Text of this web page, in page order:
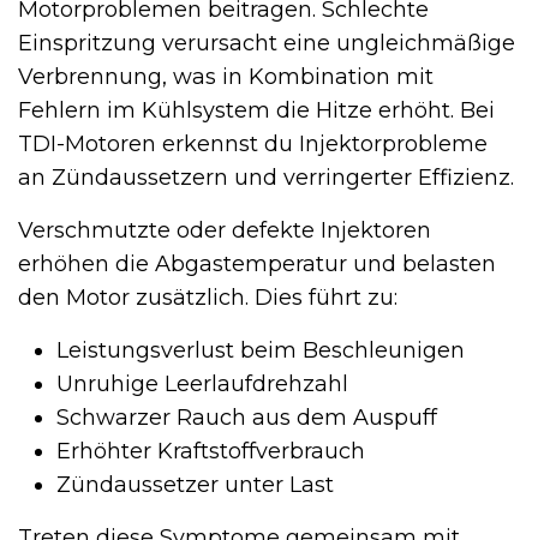
Motorproblemen beitragen. Schlechte
Einspritzung verursacht eine ungleichmäßige
Verbrennung, was in Kombination mit
Fehlern im Kühlsystem die Hitze erhöht. Bei
TDI-Motoren erkennst du Injektorprobleme
an Zündaussetzern und verringerter Effizienz.
Verschmutzte oder defekte Injektoren
erhöhen die Abgastemperatur und belasten
den Motor zusätzlich. Dies führt zu:
Leistungsverlust beim Beschleunigen
Unruhige Leerlaufdrehzahl
Schwarzer Rauch aus dem Auspuff
Erhöhter Kraftstoffverbrauch
Zündaussetzer unter Last